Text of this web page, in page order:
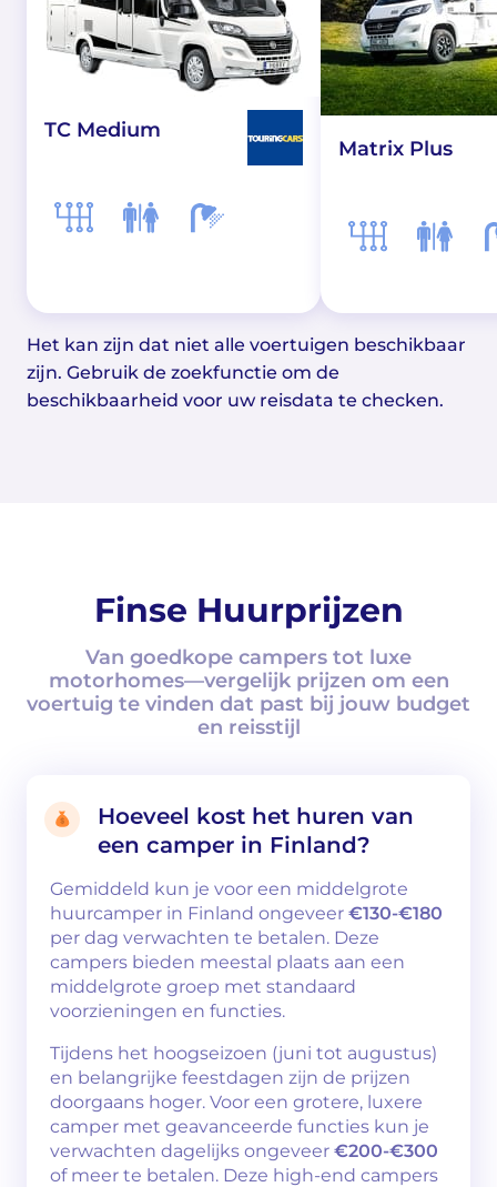
TC Medium
Matrix Plus
Het kan zijn dat niet alle voertuigen beschikbaar
zijn. Gebruik de zoekfunctie om de
beschikbaarheid voor uw reisdata te checken.
Finse Huurprijzen
Van goedkope campers tot luxe
motorhomes—vergelijk prijzen om een
voertuig te vinden dat past bij jouw budget
en reisstijl
Hoeveel kost het huren van
een camper in Finland?
Gemiddeld kun je voor een middelgrote
huurcamper in Finland ongeveer €130-€180
per dag verwachten te betalen. Deze
campers bieden meestal plaats aan een
middelgrote groep met standaard
voorzieningen en functies.
Tijdens het hoogseizoen (juni tot augustus)
en belangrijke feestdagen zijn de prijzen
doorgaans hoger. Voor een grotere, luxere
camper met geavanceerde functies kun je
verwachten dagelijks ongeveer €200-€300
of meer te betalen. Deze high-end campers